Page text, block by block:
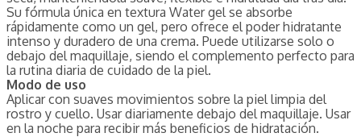
Su fórmula única en textura Water gel se absorbe
rápidamente como un gel, pero ofrece el poder hidratante
intenso y duradero de una crema. Puede utilizarse solo o
debajo del maquillaje, siendo el complemento perfecto para
la rutina diaria de cuidado de la piel.
Modo de uso
Aplicar con suaves movimientos sobre la piel limpia del
rostro y cuello. Usar diariamente debajo del maquillaje. Usar
en la noche para recibir más beneficios de hidratación.